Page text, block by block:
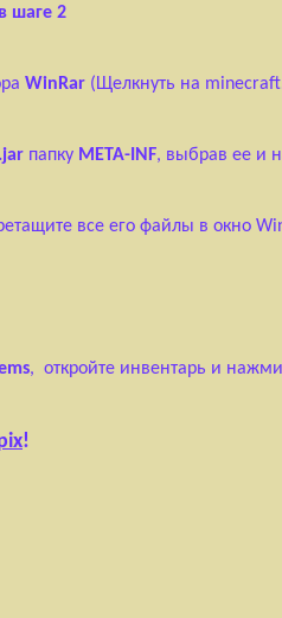
шаге 2
WinRar (Щелкнуть на
папку META-INF, выбрав ее и
все его файлы в окно
, откройте инвентарь и
!